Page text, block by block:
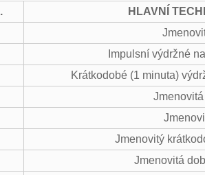
HLAVNÍ
Impulsní výdržné
Krátkodobé (1 minuta)
Jmenovitý
Jmenovitá